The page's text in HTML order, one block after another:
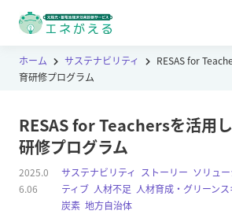
ホーム サステナビリティ
RESAS for
育研修プログラム
RESAS for Teachersを活用
研修プログラム
サステナビリティ ストーリー ソリュ
ティブ 人材不足 人材育成・グリーン
炭素 ,地方自治体
2025.0
6.06